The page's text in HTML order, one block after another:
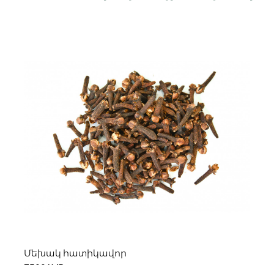
Կամ
Մեխակ հատիկավոր
Ավելացնել զամբյուղ